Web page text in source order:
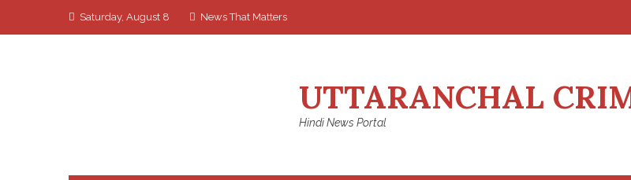
Saturday, August 8 News That Matters
UTTARANCHAL
Hindi News Portal